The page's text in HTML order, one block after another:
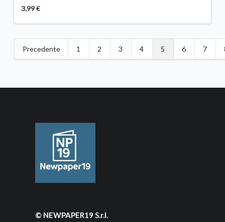
3,99 €
Precedente 1 2 3 4 5 6 7
© NEWPAPER19 S.r.l.